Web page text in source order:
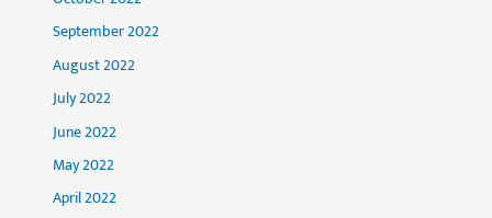
September 2022
August 2022
July 2022
June 2022
May 2022
April 2022